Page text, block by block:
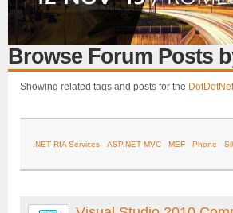
Browse Forum Posts
Showing related tags and posts for the
.NET RIA Services ASP.NET MVC MEF Phone